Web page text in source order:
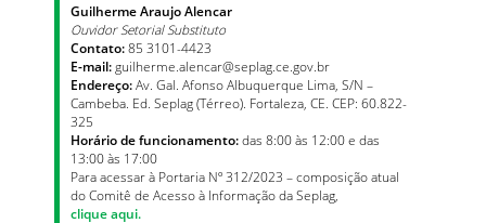
Guilherme Araujo Alencar
Ouvidor Setorial Substituto
Contato:85 3101-4423
E-mail:guilherme.alencar@seplag.ce.gov.br
Endereço:Av. Gal. Afonso Albuquerque Lima, S/N –
Cambeba. Ed. Seplag (Térreo). Fortaleza, CE. CEP: 60.822-
325
Horário de funcionamento:das 8:00 às 12:00 e das
13:00 às 17:00
Para acessar à Portaria Nº 312/2023 – composição atual
do Comitê de Acesso à Informação da Seplag,
clique aqui.